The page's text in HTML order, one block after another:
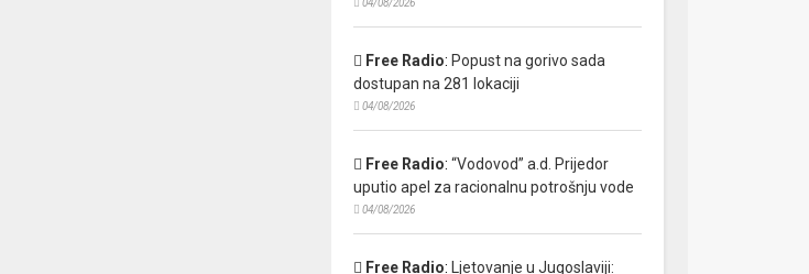
04/08/2026
Free Radio: Popust na gorivo sada
dostupan na 281 lokaciji
04/08/2026
Free Radio: “Vodovod” a.d. Prijedor
uputio apel za racionalnu potrošnju vode
04/08/2026
Free Radio:
Ljetovanje u Jugoslaviji: